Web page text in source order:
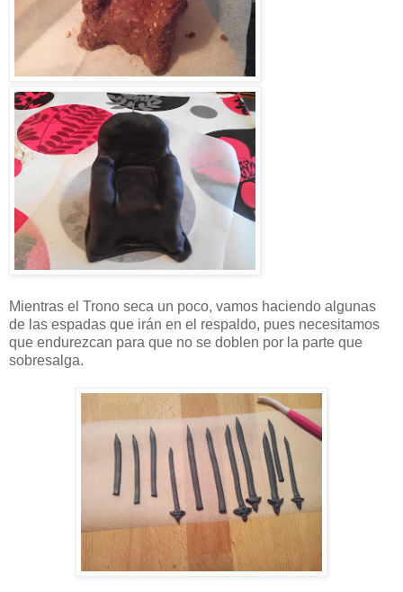
Mientras el Trono seca un poco, vamos haciendo algunas
de las espadas que irán en el respaldo, pues necesitamos
que endurezcan para que no se doblen por la parte que
sobresalga.